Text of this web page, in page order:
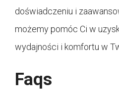
doświadczeniu i
możemy pomóc Ci w
wydajności i komfortu w
Faqs